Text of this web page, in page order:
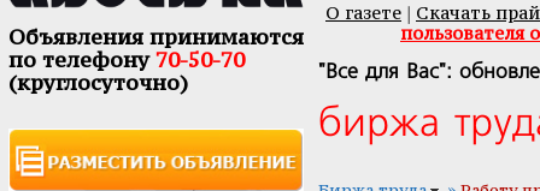
Объявления принимаются
по телефону70-50-70
(круглосуточно)
О газете
Скачать
пользователя
"Все для Вас":
биржа